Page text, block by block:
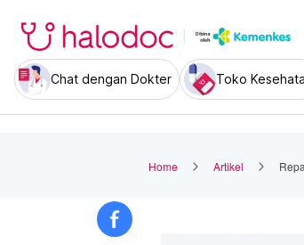
Chat dengan Dokter Toko
Home Artikel